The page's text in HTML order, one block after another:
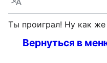
Язык
Ты проиграл! Ну как же
Вернуться в